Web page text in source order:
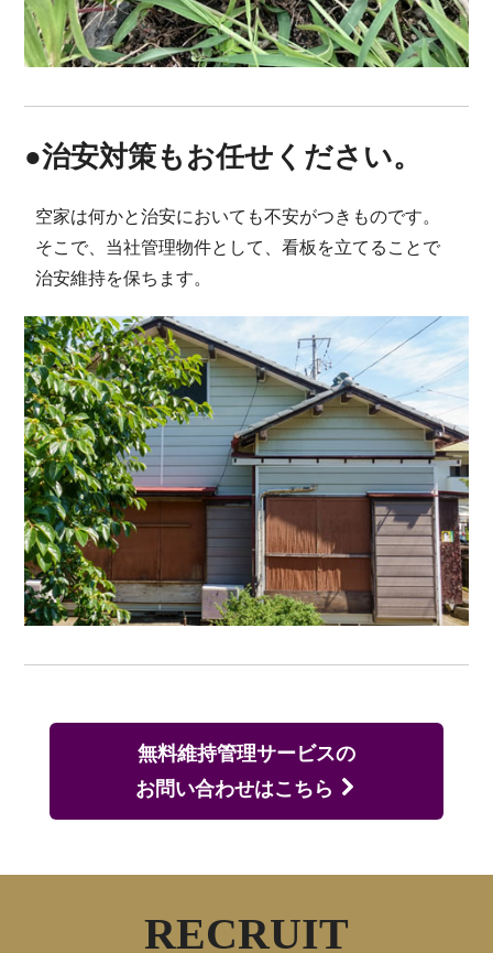
●治安対策もお任せください。
空家は何かと治安においても不安がつきものです。
そこで、当社管理物件として、看板を立てることで
治安維持を保ちます。
無料維持管理サービスの
お問い合わせはこちら
RECRUIT